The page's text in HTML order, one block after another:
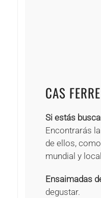
CAS
Si estás
Encontrarás
de ellos, como
mundial y
Ensaimadas
degustar.